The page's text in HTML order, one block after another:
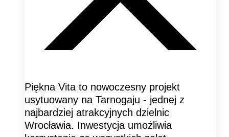
Piękna Vita to nowoczesny projekt
usytuowany na Tarnogaju - jednej z
najbardziej atrakcyjnych dzielnic
Wrocławia. Inwestycja umożliwia